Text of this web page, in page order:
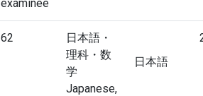
examinee
62
日本語・
理科・数
学
Japanese,
日本語